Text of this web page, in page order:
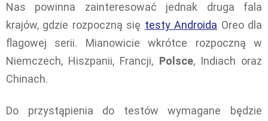
Nas powinna zainteresować jednak druga fala
krajów, gdzie rozpoczną się testy Androida Oreo dla
flagowej serii. Mianowicie wkrótce rozpoczną w
Niemczech, Hiszpanii, Francji, Polsce, Indiach oraz
Chinach.
Do przystąpienia do testów wymagane będzie